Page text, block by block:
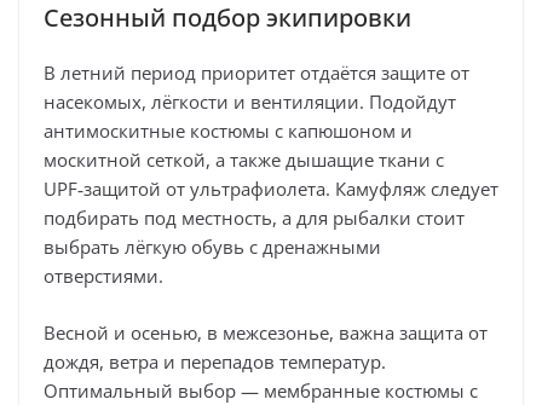
Сезонный подбор экипировки
В летний период приоритет отдаётся защите от
насекомых, лёгкости и вентиляции. Подойдут
антимоскитные костюмы с капюшоном и
москитной сеткой, а также дышащие ткани с
UPF‑защитой от ультрафиолета. Камуфляж следует
подбирать под местность, а для рыбалки стоит
выбрать лёгкую обувь с дренажными
отверстиями.
Весной и осенью, в межсезонье, важна защита от
дождя, ветра и перепадов температур.
Оптимальный выбор — мембранные костюмы с